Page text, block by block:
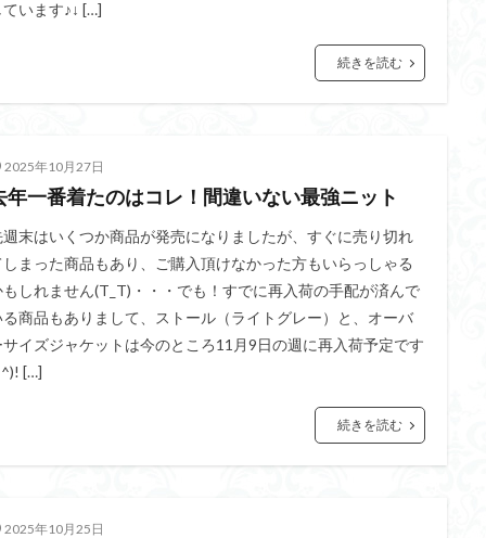
ています♪↓ […]
続きを読む
2025年10月27日
年一番着たのはコレ！間違いない最強ニット
週末はいくつか商品が発売になりましたが、すぐに売り切れ
しまった商品もあり、ご購入頂けなかった方もいらっしゃる
もしれません(T_T)・・・でも！すでに再入荷の手配が済んで
る商品もありまして、ストール（ライトグレー）と、オーバ
サイズジャケットは今のところ11月9日の週に再入荷予定です
[…]
続きを読む
2025年10月25日